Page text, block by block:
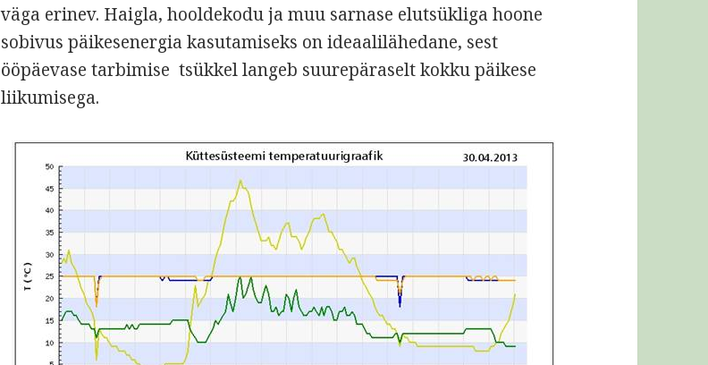
väga erinev. Haigla, hooldekodu ja muu sarnase elutsükliga hoone
sobivus päikesenergia kasutamiseks on ideaalilähedane, sest
ööpäevase tarbimise tsükkel langeb suurepäraselt kokku päikese
liikumisega.